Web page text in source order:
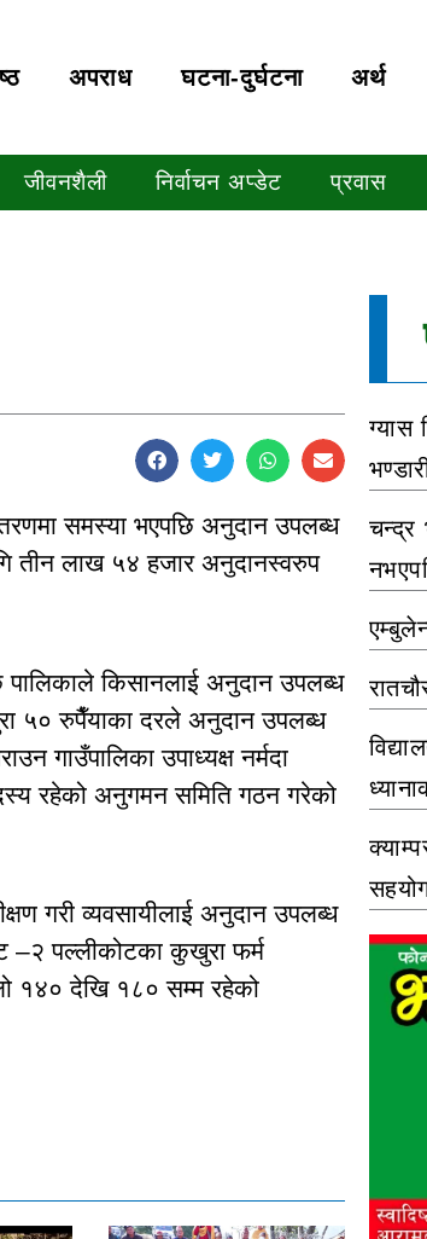
अपराध घटना-दुर्घटना अर्थ
जीवनशैली निर्वाचन अप्डेट प्रवास
समस्या भएपछि अनुदान उपलब्ध
तीन लाख ५४ हजार अनुदानस्वरुप
किसानलाई अनुदान उपलब्ध
५० रुपैँयाका दरले अनुदान उपलब्ध
गाउँपालिका उपाध्यक्ष नर्मदा
रहेको अनुगमन समिति गठन गरेको
गरी व्यवसायीलाई अनुदान उपलब्ध
–२ पल्लीकोटका कुखुरा फर्म
१४० देखि १८० सम्म रहेको
ग्यास
चन्द्र